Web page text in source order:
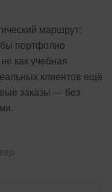
маршрут:
портфолио
как учебная
клиентов ещё
заказы — без